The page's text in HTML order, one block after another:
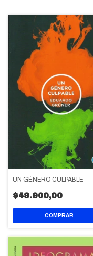
UN GÉNERO CULPABLE
$49.900,00